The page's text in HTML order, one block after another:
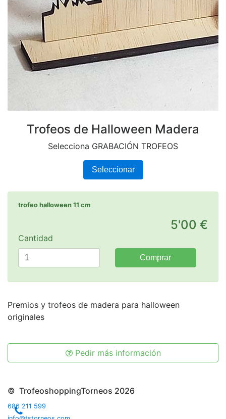
Trofeos de Halloween Madera
Selecciona GRABACIÓN TROFEOS
Seleccionar
trofeo halloween 11 cm
5'00 €
Cantidad
Comprar
Premios y trofeos de madera para halloween
originales
Pedir más información
© TrofeoshoppingTorneos 2026
686 211 599